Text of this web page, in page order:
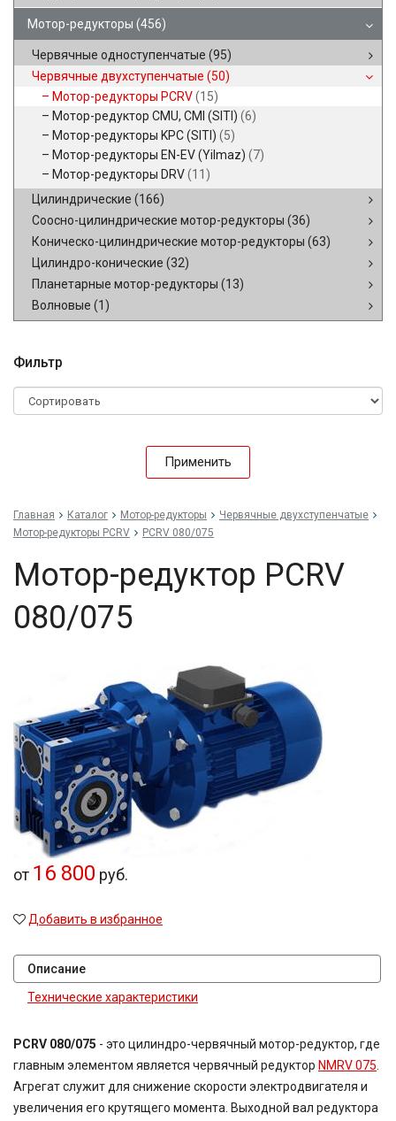
Мотор-редукторы (456)
Червячные одноступенчатые (95)
Червячные двухступенчатые (50)
Мотор-редукторы PCRV(15)
Мотор-редуктор CMU, CMI (SITI) (6)
Мотор-редукторы KPC (SITI) (5)
Мотор-редукторы EN-EV (Yilmaz) (7)
Мотор-редукторы DRV(11)
Цилиндрические (166)
Соосно-цилиндрические мотор-редукторы (36)
Коническо-цилиндрические мотор-редукторы (63)
Цилиндро-конические (32)
Планетарные мотор-редукторы (13)
Волновые (1)
Фильтр
Применить
Главная Каталог Мотор-редукторы
Червячные двухступенчатые
Мотор-редукторы PCRV
PCRV 080/075
Мотор-редуктор PCRV
080/075
от 16 800 руб.
Добавить в избранное
Описание
Технические характеристики
PCRV 080/075 - это цилиндро-червячный мотор-редуктор, где
главным элементом является червячный редуктор NMRV 075
Агрегат служит для снижение скорости электродвигателя и
увеличения его крутящего момента. Выходной вал редуктора